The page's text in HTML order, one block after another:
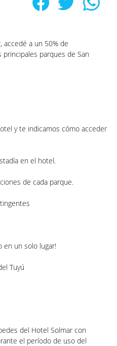
accedé a un 50% de
principales parques de San
y te indicamos cómo acceder
en el hotel.
de cada parque.
en un solo lugar!
Tuyú
del Hotel Solmar con
el período de uso del